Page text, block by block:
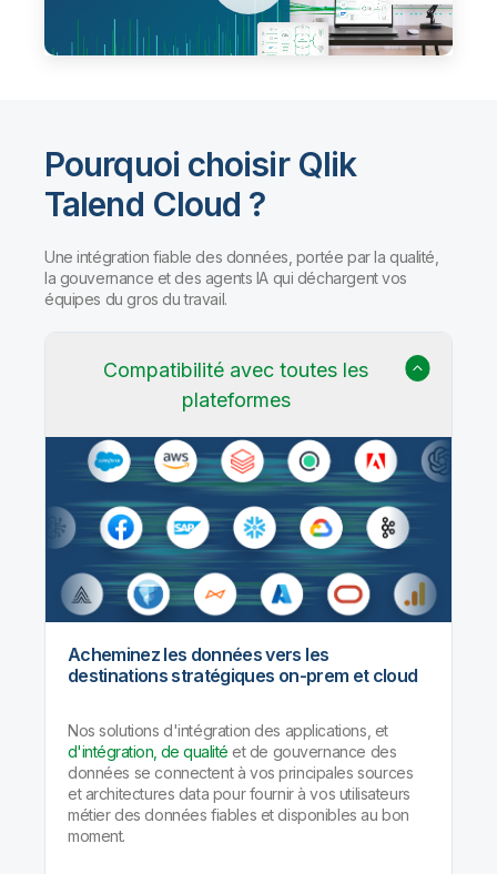
Pourquoi choisir Qlik
Talend Cloud ?
Une intégration fiable des données, portée par la qualité,
la gouvernance et des agents IA qui déchargent vos
équipes du gros du travail.
Compatibilité avec toutes les
plateformes
Acheminez les données vers les
destinations stratégiques on-prem et cloud
Nos solutions d'intégration des applications, et
d'intégration, de qualité et de gouvernance des
données se connectent à vos principales sources
et architectures data pour fournir à vos utilisateurs
métier des données fiables et disponibles au bon
moment.